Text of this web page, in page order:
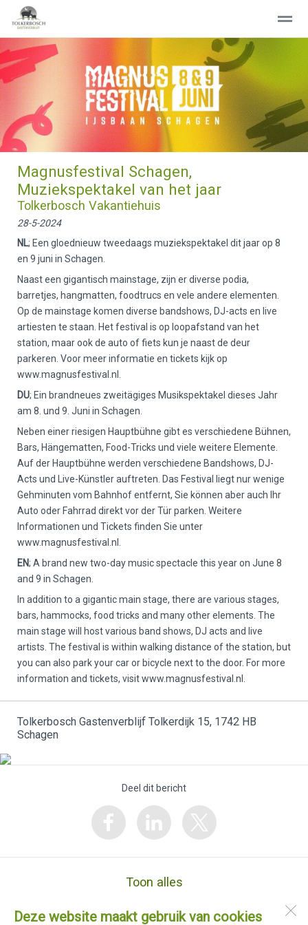
WELKOM GROEPSACCOMMODATIE VAKANTIEHUIS
Home Pagina's Contact Locatie
Deze website maakt gebruik van cookies
Magnusfestival Schagen,
Muziekspektakel van het jaar
Tolkerbosch Vakantiehuis
28-5-2024
NL; Een gloednieuw tweedaags muziekspektakel dit jaar op 8
en 9 juni in Schagen.
Naast een gigantisch mainstage, zijn er diverse podia,
barretjes, hangmatten, foodtrucs en vele andere elementen.
Op de mainstage komen diverse bandshows, DJ-acts en live
artiesten te staan. Het festival is op loopafstand van het
station, maar ook de auto of fiets kun je naast de deur
parkeren. Voor meer informatie en tickets kijk op
www.magnusfestival.nl.
DU; Ein brandneues zweitägiges Musikspektakel dieses Jahr
am 8. und 9. Juni in Schagen.
Neben einer riesigen Hauptbühne gibt es verschiedene Bühnen,
Bars, Hängematten, Food-Tricks und viele weitere Elemente.
Auf der Hauptbühne werden verschiedene Bandshows, DJ-
Acts und Live-Künstler auftreten. Das Festival liegt nur wenige
Gehminuten vom Bahnhof entfernt, Sie können aber auch Ihr
Auto oder Fahrrad direkt vor der Tür parken. Weitere
Informationen und Tickets finden Sie unter
www.magnusfestival.nl.
EN; A brand new two-day music spectacle this year on June 8
and 9 in Schagen.
In addition to a gigantic main stage, there are various stages,
bars, hammocks, food tricks and many other elements. The
main stage will host various band shows, DJ acts and live
artists. The festival is within walking distance of the station, but
you can also park your car or bicycle next to the door. For more
information and tickets, visit www.magnusfestival.nl.
Tolkerbosch Gastenverblijf Tolkerdijk 15, 1742 HB
Schagen
Deel dit bericht
Toon alles